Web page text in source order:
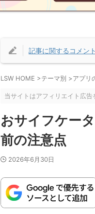
記事に関するコメン
LSW HOME >テーマ別 >アプリ
当サイトはアフィリエイト広告
おサイフケー
前の注意点
2026年6月30日